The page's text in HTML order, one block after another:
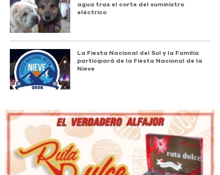
agua tras el corte del suministro
eléctrico
La Fiesta Nacional del Sol y la Familia
participará de la Fiesta Nacional de la
Nieve